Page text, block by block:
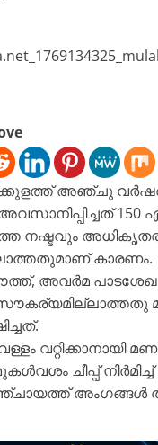
അഞ്ചു
150
നഷ്ടവും
കാരണം.
അവർമ
വറ്റിക്കാനായി
ചീപ്പ് നിർമിച്ച്
അംഗങ്ങൾ